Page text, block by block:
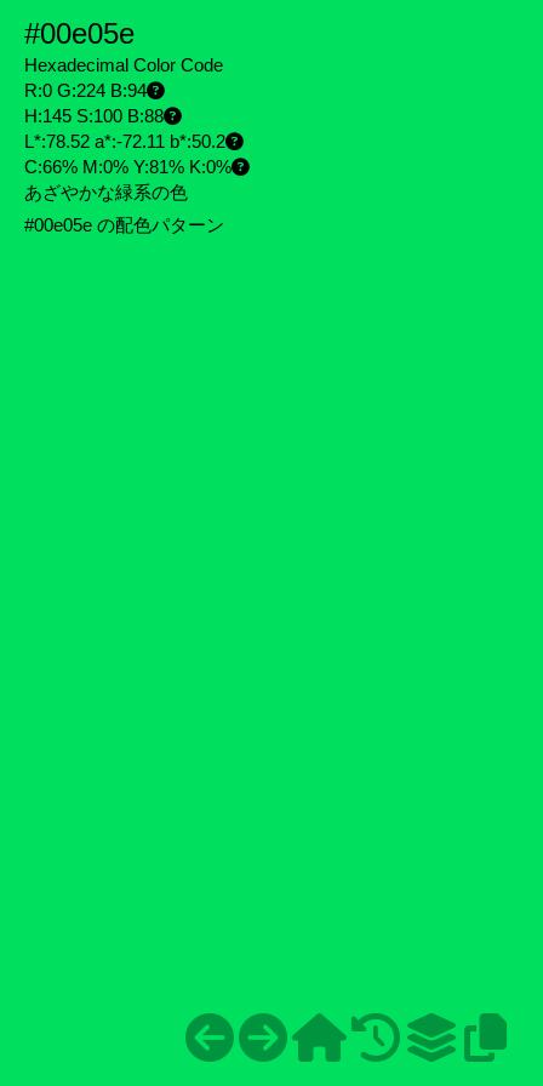
#00e05e
Hexadecimal Color Code
R:0 G:224 B:94
H:145 S:100 B:88
L*:78.52 a*:-72.11 b*:50.2
C:66% M:0% Y:81% K:0%
あざやかな緑系の色
#00e05e の配色パターン